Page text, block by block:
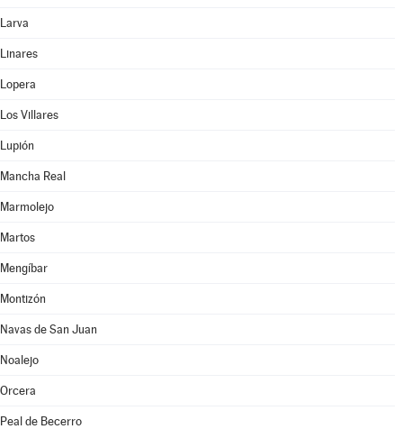
Larva
Linares
Lopera
Los Villares
Lupión
Mancha Real
Marmolejo
Martos
Mengíbar
Montizón
Navas de San Juan
Noalejo
Orcera
Peal de Becerro